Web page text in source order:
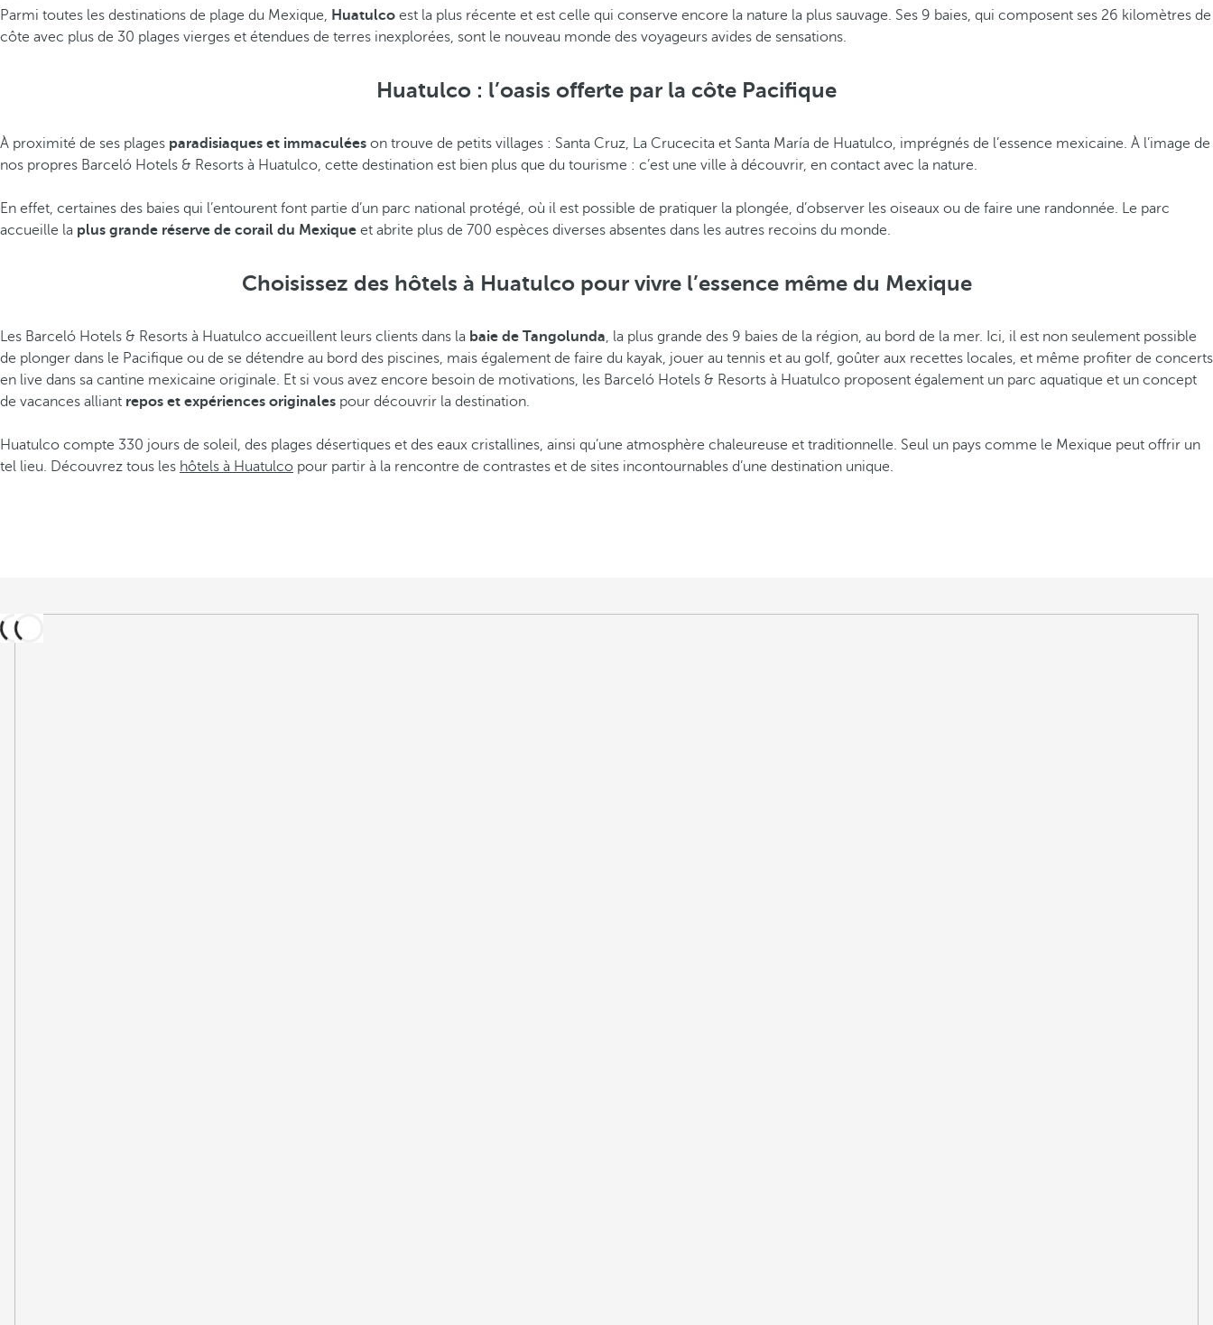
Parmi toutes les destinations de plage du Mexique, Huatulco est la plus récente et est celle qui conserve encore la nature la plus sauvage. Ses 9 baies, qui composent ses 26 kilomètres de
côte avec plus de 30 plages vierges et étendues de terres inexplorées, sont le nouveau monde des voyageurs avides de sensations.
Huatulco : l’oasis offerte par la côte Pacifique
À proximité de ses plages paradisiaques et immaculées on trouve de petits villages : Santa Cruz, La Crucecita et Santa María de Huatulco, imprégnés de l’essence mexicaine. À l’image de
nos propres Barceló Hotels & Resorts à Huatulco, cette destination est bien plus que du tourisme : c’est une ville à découvrir, en contact avec la nature.
En effet, certaines des baies qui l’entourent font partie d’un parc national protégé, où il est possible de pratiquer la plongée, d’observer les oiseaux ou de faire une randonnée. Le parc
accueille la plus grande réserve de corail du Mexique et abrite plus de 700 espèces diverses absentes dans les autres recoins du monde.
Choisissez des hôtels à Huatulco pour vivre l’essence même du Mexique
Les Barceló Hotels & Resorts à Huatulco accueillent leurs clients dans la baie de Tangolunda, la plus grande des 9 baies de la région, au bord de la mer. Ici, il est non seulement possible
de plonger dans le Pacifique ou de se détendre au bord des piscines, mais également de faire du kayak, jouer au tennis et au golf, goûter aux recettes locales, et même profiter de concerts
en live dans sa cantine mexicaine originale. Et si vous avez encore besoin de motivations, les Barceló Hotels & Resorts à Huatulco proposent également un parc aquatique et un concept
de vacances alliant repos et expériences originales pour découvrir la destination.
Huatulco compte 330 jours de soleil, des plages désertiques et des eaux cristallines, ainsi qu’une atmosphère chaleureuse et traditionnelle. Seul un pays comme le Mexique peut offrir un
tel lieu. Découvrez tous les hôtels à Huatulco pour partir à la rencontre de contrastes et de sites incontournables d’une destination unique.